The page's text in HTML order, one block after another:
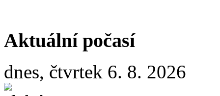
Aktuální počasí
dnes, čtvrtek 6. 8. 2026